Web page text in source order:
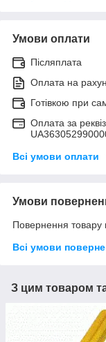
Умови оплати
Післяплата
Оплата на
Готівкою при
Оплата за
Всі умови оплати
Умови
Повернення товару
Всі умови
З цим товаром